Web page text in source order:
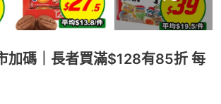
加碼｜長者買滿$128有85折 每